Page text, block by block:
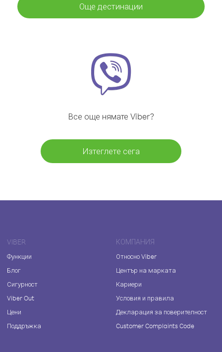
Още дестинации
Все още нямате Viber?
Изтеглете сега
VIBER
Функции
Блог
Сигурност
Viber Out
Цени
Поддръжка
КОМПАНИЯ
Относно Viber
Център на марката
Кариери
Условия и правила
Декларация за поверителност
Customer Complaints Code